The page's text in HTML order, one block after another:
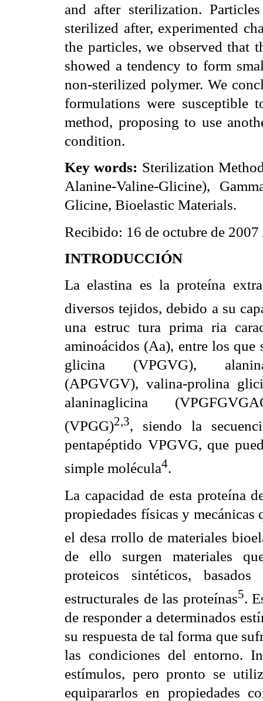
and after sterilization.
sterilized after, experimented
the particles, we observed that
showed a tendency to form
non-sterilized polymer. We
formulations were susceptible
method, proposing to use
condition.
Key words: Sterilization
Alanine-Valine-Glicine),
Glicine, Bioelastic Materials.
Recibido: 16 de octubre de
INTRODUCCIÓN
La elastina es la proteína
diversos tejidos, debido a su
una estruc tura prima ria
aminoácidos (Aa), entre los
glicina (VPGVG),
(APGVGV), valina-prolina
alaninaglicina
(VPGG)2,3, siendo la
pentapéptido VPGVG, que
simple molécula4.
La capacidad de esta proteína
propiedades físicas y mecánicas
el desa rrollo de materiales
de ello surgen materiales
proteicos sintéticos,
estructurales de las proteínas5.
de responder a determinados
su respuesta de tal forma que
las condiciones del entorno.
estímulos, pero pronto se
equipararlos en propiedades